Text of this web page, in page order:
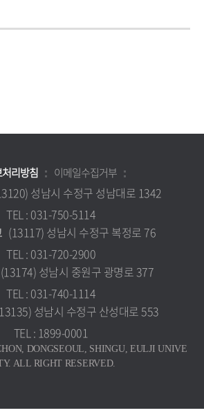
리방침 이메일수집거부
성남시 수정구 성남대로 1342
TEL : 031-750-5114
(13117) 성남시 수정구 복정로 76
TEL : 031-720-2900
(13174) 성남시 중원구 광명로 377
TEL : 031-740-1114
성남시 수정구 산성대로 553
TEL : 1899-0001
DONGSEOUL, SHINGU, EULJI UNIVE
ALL RIGHT RESERVED.